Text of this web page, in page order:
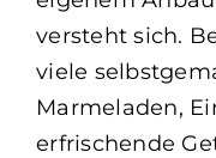
versteht sich.
viele
Marmeladen,
erfrischende